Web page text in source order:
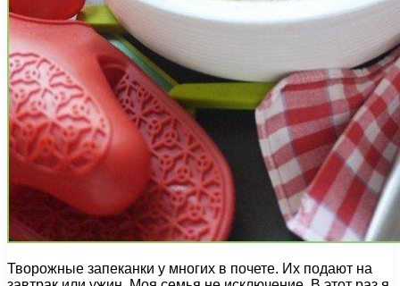
Творожные запеканки у многих в почете. Их подают на